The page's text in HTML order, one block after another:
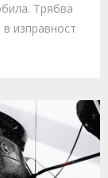
Трябва
изправност